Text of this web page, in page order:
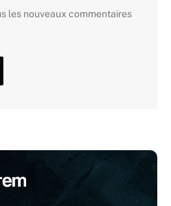
les nouveaux commentaires